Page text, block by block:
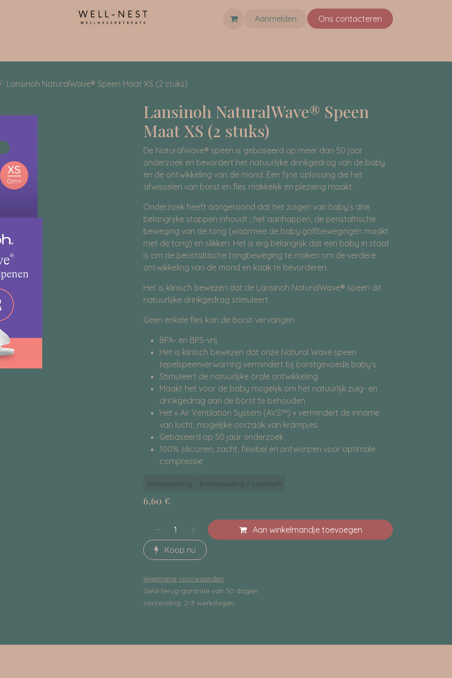
Aanmelden Ons co​ntacteren
Lansinoh NaturalWave® Speen Maat XS (2 stuks)
Lansinoh NaturalWave® Speen
Maat XS (2 stuks)
De NaturalWave® speen is gebaseerd op meer dan 50 jaar
onderzoek en bevordert het natuurlijke drinkgedrag van de baby
en de ontwikkeling van de mond. Een fijne oplossing die het
afwisselen van borst en fles makkelijk en plezierig maakt.
Onderzoek heeft aangetoond dat het zuigen van baby’s drie
belangrijke stappen inhoudt ; het aanhappen, de peristaltische
beweging van de tong (waarmee de baby golfbewegingen maakt
met de tong) en slikken. Het is erg belangrijk dat een baby in staat
is om de peristaltische tongbeweging te maken om de verdere
ontwikkeling van de mond en kaak te bevorderen.
Het is klinisch bewezen dat de Lansinoh NaturalWave® speen dit
natuurlijke drinkgedrag stimuleert.
Geen enkele fles kan de borst vervangen
BPA- en BPS-vrij
Het is klinisch bewezen dat onze Natural Wave speen
tepelspeenverwarring vermindert bij borstgevoede baby’s
Stimuleert de natuurlijke orale ontwikkeling
Maakt het voor de baby mogelijk om het natuurlijk zuig- en
drinkgedrag aan de borst te behouden
Het « Air Ventilation System (AVS™) » vermindert de inname
van lucht, mogelijke oorzaak van krampjes
Gebaseerd op 50 jaar onderzoek
100% siliconen, zacht, flexibel en ontworpen voor optimale
compressie
Borstvoeding Borstvoeding / Lansinoh
6,60 €
Aan winkelmandje toevoegen
Koop nu
Algemene voorwaarden
Geld-terug-garantie van 30 dagen
Verzending: 2-3 werkdagen